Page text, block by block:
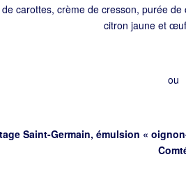
carottes, crème de cresson, purée
citron jaune et
ou
Saint-Germain, émulsion «